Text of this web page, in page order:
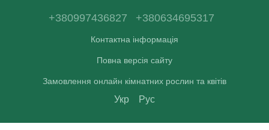
+380997436827 +380634695317
Контактна інформація
Повна версія сайту
Замовлення онлайн кімнатних рослин та квітів
Укр Рус